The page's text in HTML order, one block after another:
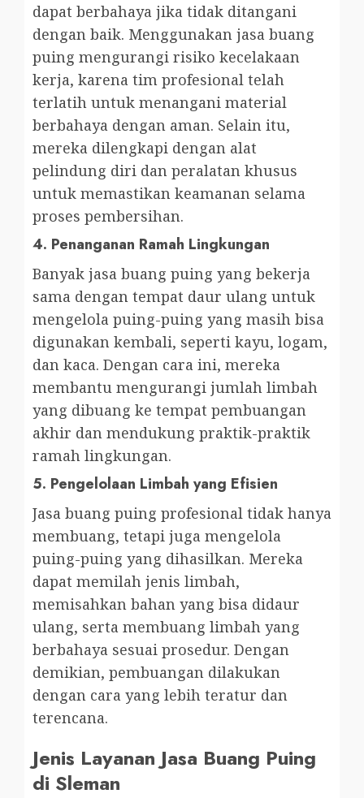
dapat berbahaya jika tidak ditangani
dengan baik. Menggunakan jasa buang
puing mengurangi risiko kecelakaan
kerja, karena tim profesional telah
terlatih untuk menangani material
berbahaya dengan aman. Selain itu,
mereka dilengkapi dengan alat
pelindung diri dan peralatan khusus
untuk memastikan keamanan selama
proses pembersihan.
4. Penanganan Ramah Lingkungan
Banyak jasa buang puing yang bekerja
sama dengan tempat daur ulang untuk
mengelola puing-puing yang masih bisa
digunakan kembali, seperti kayu, logam,
dan kaca. Dengan cara ini, mereka
membantu mengurangi jumlah limbah
yang dibuang ke tempat pembuangan
akhir dan mendukung praktik-praktik
ramah lingkungan.
5. Pengelolaan Limbah yang Efisien
Jasa buang puing profesional tidak hanya
membuang, tetapi juga mengelola
puing-puing yang dihasilkan. Mereka
dapat memilah jenis limbah,
memisahkan bahan yang bisa didaur
ulang, serta membuang limbah yang
berbahaya sesuai prosedur. Dengan
demikian, pembuangan dilakukan
dengan cara yang lebih teratur dan
terencana.
Jenis Layanan Jasa Buang Puing
di Sleman